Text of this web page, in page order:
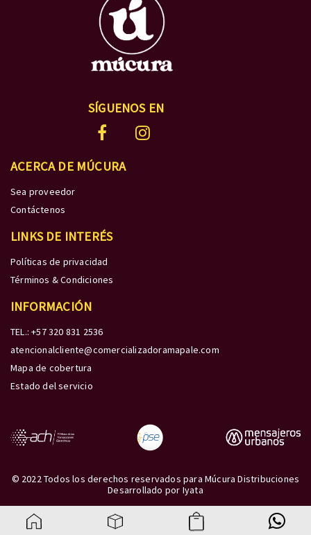
SÍGUENOS EN
ACERCA DE MÚCURA
Sea proveedor
Contáctenos
LINKS DE INTERÉS
Políticas de privacidad
Términos & Condiciones
INFORMACIÓN
TEL.: +57 320 831 2536
atencionalcliente@comercializadoramapale.com
Mapa de cobertura
Estado del servicio
© 2022 Todos los derechos reservados para Múcura Distribuciones
Desarrollado por Iyata